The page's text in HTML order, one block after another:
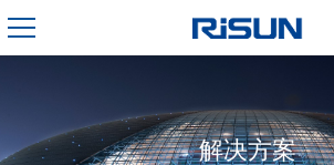
解决方案